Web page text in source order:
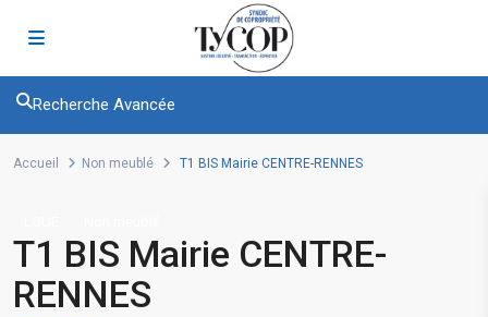
Recherche Avancée
Accueil Non meublé T1 BIS Mairie CENTRE-RENNES
T1 BIS Mairie CENTRE-
RENNES